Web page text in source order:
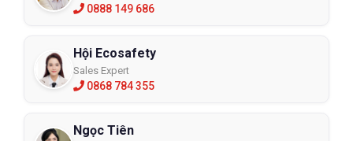
0888 149 686
Hội Ecosafety
Sales Expert
0868 784 355
Ngọc Tiên